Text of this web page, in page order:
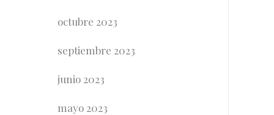
octubre 2023
septiembre 2023
junio 2023
mayo 2023